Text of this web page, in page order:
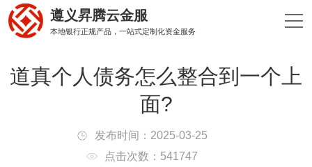
遵义昇腾云金服
本地银行正规产品，一站式定制化资金服务
‌道真个人债务怎么整合到一个上
面?
发布时间：2025-03-25
点击次数：541747